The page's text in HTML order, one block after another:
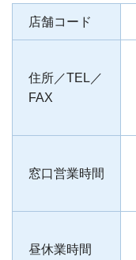
店舗コード
住所／TEL／
FAX
窓口営業時間
昼休業時間